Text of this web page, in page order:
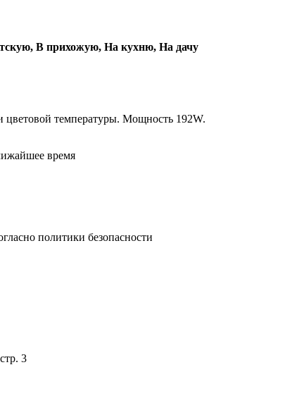
В прихожую, На кухню, На дачу
температуры. Мощность 192W.
время
политики безопасности
3